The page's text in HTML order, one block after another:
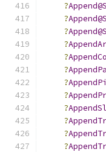
?
?
?
?
?
?
?
?
?
?
?
?